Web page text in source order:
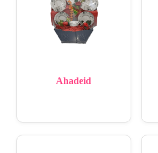
Ahadeid